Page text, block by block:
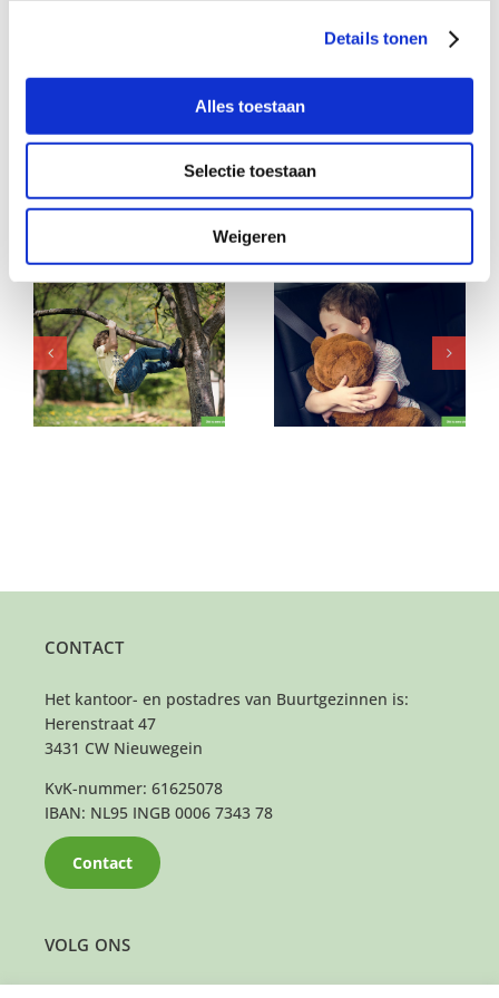
Details tonen
Alles toestaan
Selectie toestaan
Weigeren
mail
Gerelateerde berichten
Praat jij gezellig mee,
met deze lieve
kletskous van 2?
Kun jij er zijn voor
deze bijzondere meid
in een moeilijke
periode?
VOLG ONS
CONTACT
Het kantoor- en postadres van Buurtgezinnen is:
Herenstraat 47
3431 CW Nieuwegein
KvK-nummer: 61625078
IBAN: NL95 INGB 0006 7343 78
Contact